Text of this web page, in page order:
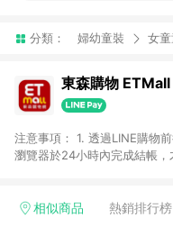
分類： 婦幼童裝 女
東森購物 ETMall
注意事項： 1. 透過LINE購物
瀏覽器於24小時內完成結帳
單，皆不在點數回饋範圍內。
相似商品 熱銷排行榜